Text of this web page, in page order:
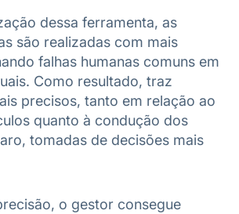
dessa ferramenta, as
são realizadas com mais
falhas humanas comuns em
Como resultado, traz
precisos, tanto em relação ao
quanto à condução dos
tomadas de decisões mais
o gestor consegue